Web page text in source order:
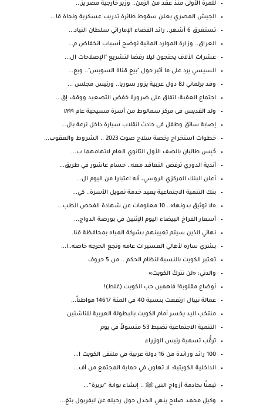
للمرة الأولى منذ عقد من الزمن.. وزير خارجية مصر يز...
الجيش المصري يعلن سقوط طائرة تدريب عسكرية ونجاة قا...
تستغرق 6 أشهر.. رائد الفضاء الإماراتي سلطان النياد...
العراق.. وزارة الموارد المائية توضح أسباب انخفاض م...
عشرات الآلاف يحتجون ليلا رفضا لتشريع "الإصلاحات ال...
السيسي يرد على ما أثير حول "بيع قناة السويس".. ويع...
وفد برلماني لـ8 دول عربية يزور سوريا.. ورئيس مجلس ...
اجتماع العقبة: اتفاق على ضرورة خفض التصعيد ووقف إق...
ولد القديس فى مركز سمالوط من أسرة مسيحية عام ١٨٩٩
إصابة سائق وطفل فى حادث انقلاب سيارة داخل ترعة بال...
خطوات استخراج رخصة سلاح صوت 2023 .. الشروط والعقوب...
حُبِس طالبان بالصف الأول الثانوي العام لاتهامهما ب...
أندية الدوري ترفض التعاقد معه.. حسام عاشور في طريق...
أعلن البنك المركزي الروسي، أنه اعتبارا من اليوم ال...
بنك التنمية الاجتماعية يعيد خدمة تمويل الأسرة.. كي...
«لا توثيق بدونها».. 10 معلومات عن شهادة الفحص الطب...
أسعار الفراخ البيضاء اليوم الإثنين في بورصة الدواج...
نهائي الذين سيتم تعيينهم بشركة المياه بمحافظة قنا.
بشري ساره لأهالي العسيرات عامه ونجع الحرجه خاصه..ا...
تعتبر الكويت بالنسبة لنظام الحكم .. من 5 حروف
والدتي: «لن نتركَ الكويت»
أوضاع مقلوبة! فاهمين حب الكويت (غلط)!
عمالة نيبال ارتفعت بنسبة 40 في المئة 14617 مواطناً...
منتخب اليد يخسر أمام الكويت بالبطولة العربية للناشئين
التنمية الاجتماعية تضبط 53 متسولاً في يوم
ترقُّب تسمية رئيس الوزراء
100 رائد ورائدة من 16 دولة عربية في ملتقى الكويت ا...
الداخلية الكويتية: لا تهاون في حماية المجتمع من آف...
تيمنًا بخادمة أزواج النبي ﷺ .. إنشاء بوابة “بريرة”...
وكيل محمد صلاح ينهي الجدل حول رحيله عن ليفربول بتغ...